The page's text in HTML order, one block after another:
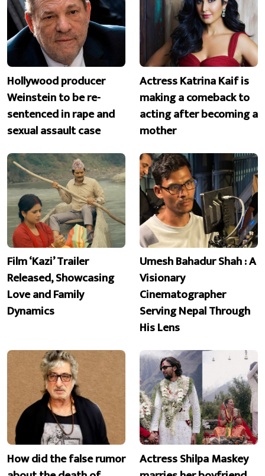
Hollywood producer
Weinstein to be re-
sentenced in rape and
sexual assault case
Actress Katrina Kaif is
making a comeback to
acting after becoming a
mother
Film ‘Kazi’ Trailer
Released, Showcasing
Love and Family
Dynamics
Umesh Bahadur Shah : A
Visionary
Cinematographer
Serving Nepal Through
His Lens
How did the false rumor
Actress Shilpa Maskey